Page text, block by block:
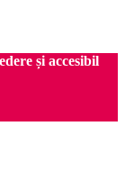
și accesibil